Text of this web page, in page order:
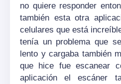
no quiere responder
también esta otra
celulares que está
tenía un problema que
lento y cargaba también
que hice fue escanear
aplicación el escáner